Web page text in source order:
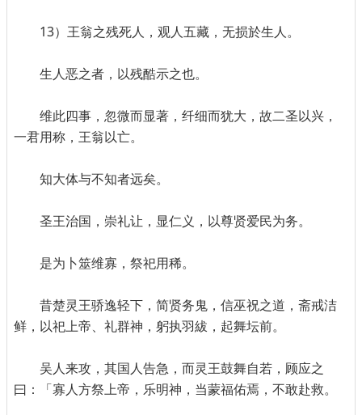
13）王翁之残死人，观人五藏，无损於生人。
生人恶之者，以残酷示之也。
维此四事，忽微而显著，纤细而犹大，故二圣以兴，
一君用称，王翁以亡。
知大体与不知者远矣。
圣王治国，崇礼让，显仁义，以尊贤爱民为务。
是为卜筮维寡，祭祀用稀。
昔楚灵王骄逸轻下，简贤务鬼，信巫祝之道，斋戒洁
鲜，以祀上帝、礼群神，躬执羽紱，起舞坛前。
吴人来攻，其国人告急，而灵王鼓舞自若，顾应之
曰：「寡人方祭上帝，乐明神，当蒙福佑焉，不敢赴救。